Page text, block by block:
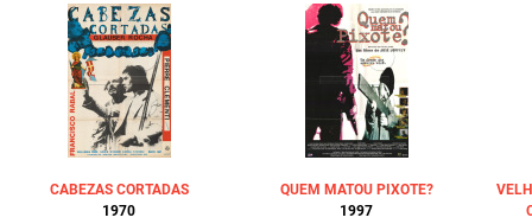
CABEZAS CORTADAS
1970
QUEM MATOU PIXOTE?
1997